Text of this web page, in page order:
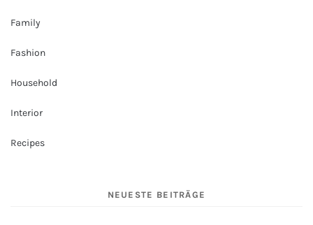
Family
Fashion
Household
Interior
Recipes
NEUESTE BEITRÄGE